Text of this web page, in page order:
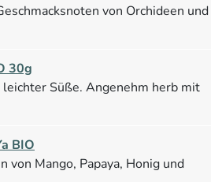
von Orchideen und
30g
Süße. Angenehm herb mit
BIO
von Mango, Papaya, Honig und